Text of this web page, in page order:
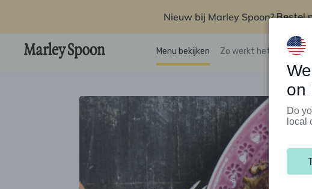
Nieuw bij Marley Spoon?Bestel
Menu bekijken Zo werkt het
on
Do
local